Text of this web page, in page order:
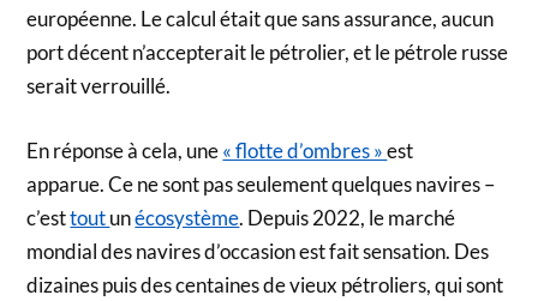
européenne. Le calcul était que sans assurance, aucun
port décent n’accepterait le pétrolier, et le pétrole russe
serait verrouillé.
En réponse à cela, une« flotte d’ombres »est
apparue. Ce ne sont pas seulement quelques navires –
c’esttoutunécosystème. Depuis 2022, le marché
mondial des navires d’occasion est fait sensation. Des
dizaines puis des centaines de vieux pétroliers, qui sont